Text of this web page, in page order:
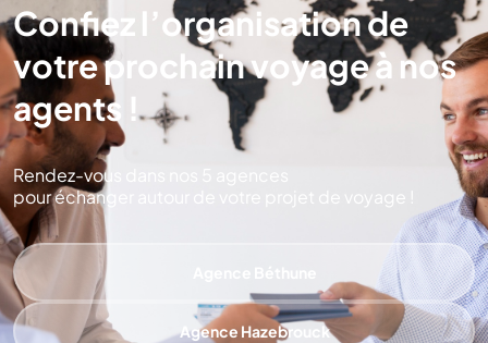
Confiez l’organisation de
votre prochain voyage à nos
agents !
Rendez-vous dans nos 5 agences
pour échanger autour de votre projet de voyage !
Agence Hazebrouck